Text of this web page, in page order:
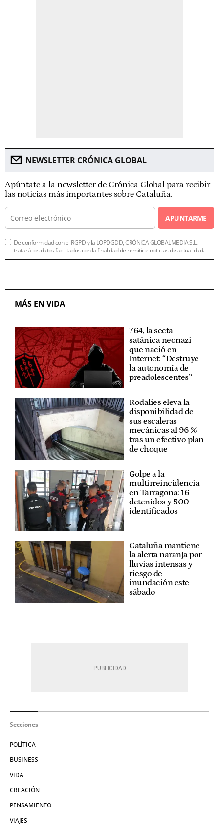
NEWSLETTER CRÓNICA GLOBAL
Apúntate a la newsletter de Crónica Global para recibir
las noticias más importantes sobre Cataluña.
APUNTARME
De conformidad con el RGPD y la LOPDGDD, CRÓNICA GLOBALMEDIA S.L.
tratará los datos facilitados con la finalidad de remitirle noticias de actualidad.
MÁS EN VIDA
764, la secta
satánica neonazi
que nació en
Internet: “Destruye
la autonomía de
preadolescentes”
Rodalies eleva la
disponibilidad de
sus escaleras
mecánicas al 96 %
tras un efectivo plan
de choque
Golpe a la
multirreincidencia
en Tarragona: 16
detenidos y 500
identificados
Cataluña mantiene
la alerta naranja por
lluvias intensas y
riesgo de
inundación este
sábado
Secciones
POLÍTICA
BUSINESS
VIDA
CREACIÓN
PENSAMIENTO
VIAJES